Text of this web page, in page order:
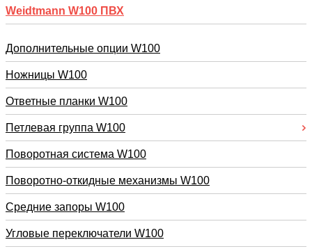
Weidtmann W100 ПВХ
Дополнительные опции W100
Ножницы W100
Ответные планки W100
Петлевая группа W100
Поворотная система W100
Поворотно-откидные механизмы W100
Средние запоры W100
Угловые переключатели W100